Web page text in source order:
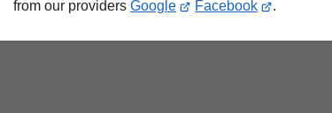
from our providers Google Facebook .
collaborateurs